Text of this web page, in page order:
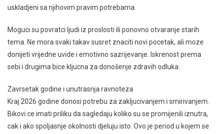
uskladjeni sa njihovim pravim potrebama.
Moguci su povratci ljudi iz proslosti ili ponovno otvaranje starih
tema. Ne mora svaki takav susret znaciti novi pocetak, ali moze
donijeti vrijedne uvide i emotivno sazrijevanje. Iskrenost prema
sebi i drugima bice kljucna za donošenje zdravih odluka.
Zavrsetak godine i unutrasnja ravnoteza
Kraj 2026 godine donosi potrebu za zakljucivanjem i smirivanjem.
Bikovi ce imati priliku da sagledaju koliko su se promijenili iznutra,
cak i ako spoljasnje okolnosti djeluju isto. Ovo je period u kojem se